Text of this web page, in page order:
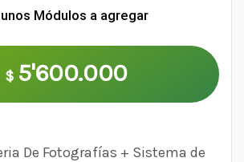
Módulos a agregar
$ 5'600.000
De Fotografías + Sistema de